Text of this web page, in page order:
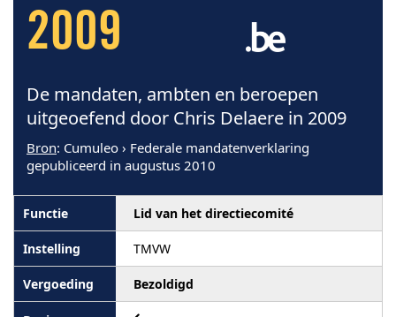
2009
De mandaten, ambten en beroepen
uitgeoefend door Chris Delaere in 2009
Bron: Cumuleo › Federale mandatenverklaring
gepubliceerd in augustus 2010
Lid van het directiecomité
TMVW
Bezoldigd